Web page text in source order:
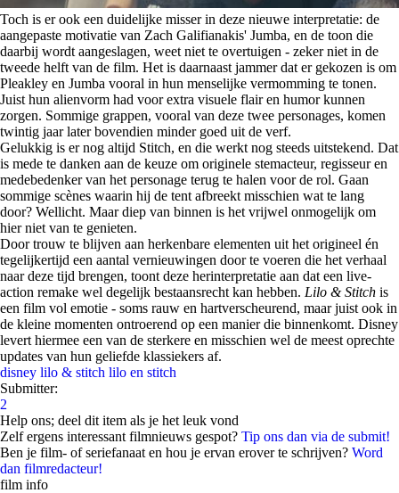
Toch is er ook een duidelijke misser in deze nieuwe interpretatie: de
aangepaste motivatie van Zach Galifianakis' Jumba, en de toon die
daarbij wordt aangeslagen, weet niet te overtuigen - zeker niet in de
tweede helft van de film. Het is daarnaast jammer dat er gekozen is om
Pleakley en Jumba vooral in hun menselijke vermomming te tonen.
Juist hun alienvorm had voor extra visuele flair en humor kunnen
zorgen. Sommige grappen, vooral van deze twee personages, komen
twintig jaar later bovendien minder goed uit de verf.
Gelukkig is er nog altijd Stitch, en die werkt nog steeds uitstekend. Dat
is mede te danken aan de keuze om originele stemacteur, regisseur en
medebedenker van het personage terug te halen voor de rol. Gaan
sommige scènes waarin hij de tent afbreekt misschien wat te lang
door? Wellicht. Maar diep van binnen is het vrijwel onmogelijk om
hier niet van te genieten.
Door trouw te blijven aan herkenbare elementen uit het origineel én
tegelijkertijd een aantal vernieuwingen door te voeren die het verhaal
naar deze tijd brengen, toont deze herinterpretatie aan dat een live-
action remake wel degelijk bestaansrecht kan hebben. Lilo & Stitch is
een film vol emotie - soms rauw en hartverscheurend, maar juist ook in
de kleine momenten ontroerend op een manier die binnenkomt. Disney
levert hiermee een van de sterkere en misschien wel de meest oprechte
updates van hun geliefde klassiekers af.
disney lilo & stitch lilo en stitch
Submitter:
2
Help ons; deel dit item als je het leuk vond
Zelf ergens interessant filmnieuws gespot? Tip ons dan via de submit!
Ben je film- of seriefanaat en hou je ervan erover te schrijven? Word
dan filmredacteur!
film info